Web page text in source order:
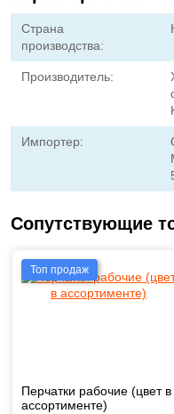
Страна
производства:
Производитель:
Импортер:
Сопутствующие
Топ продаж
Перчатки рабочие (цвет в
ассортименте)